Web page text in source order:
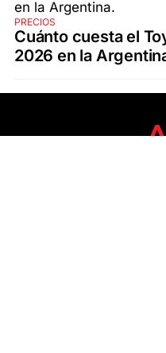
PRECIOS
Cuánto cuesta el
2026 en la